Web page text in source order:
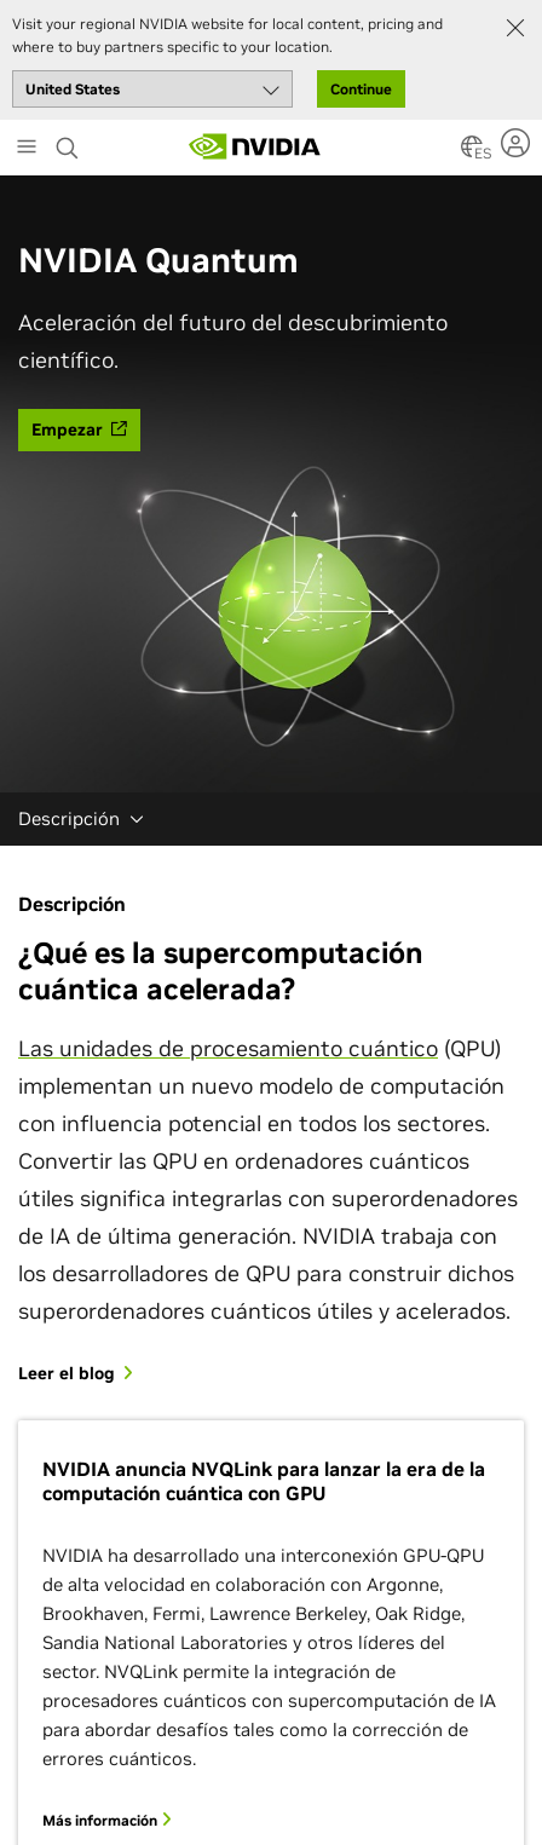
Visit your regional NVIDIA website for local content, pricing and
where to buy partners specific to your location.
Continue
to
main
ES
NVIDIA Quantum
Aceleración del futuro del descubrimiento
científico.
Empezar
Descripción
Descripción
¿Qué es la supercomputación
cuántica acelerada?
Las unidades de procesamiento cuántico (QPU)
implementan un nuevo modelo de computación
con influencia potencial en todos los sectores.
Convertir las QPU en ordenadores cuánticos
útiles significa integrarlas con superordenadores
de IA de última generación. NVIDIA trabaja con
los desarrolladores de QPU para construir dichos
superordenadores cuánticos útiles y acelerados.
Leer el blog
NVIDIA anuncia NVQLink para lanzar la era de la
computación cuántica con GPU
NVIDIA ha desarrollado una interconexión GPU-QPU
de alta velocidad en colaboración con Argonne,
Brookhaven, Fermi, Lawrence Berkeley, Oak Ridge,
Sandia National Laboratories y otros líderes del
sector. NVQLink permite la integración de
procesadores cuánticos con supercomputación de IA
para abordar desafíos tales como la corrección de
errores cuánticos.
Más información